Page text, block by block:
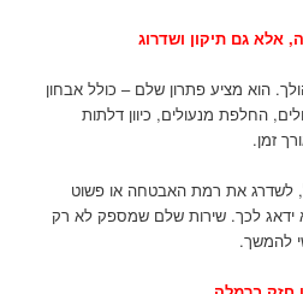
הוא מציע פתרון שלם – כולל אבחון
החלפת מנעולים, כיוון דלתות
זמן.
לשדרג את רמת האבטחה או פשוט
ידאג לכך. שירות שלם שמספק לא רק
להמשך.